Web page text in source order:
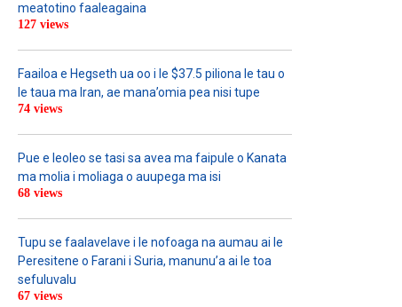
meatotino faaleagaina
127 views
Faailoa e Hegseth ua oo i le $37.5 piliona le tau o
le taua ma Iran, ae mana’omia pea nisi tupe
74 views
Pue e leoleo se tasi sa avea ma faipule o Kanata
ma molia i moliaga o auupega ma isi
68 views
Tupu se faalavelave i le nofoaga na aumau ai le
Peresitene o Farani i Suria, manunu’a ai le toa
sefuluvalu
67 views